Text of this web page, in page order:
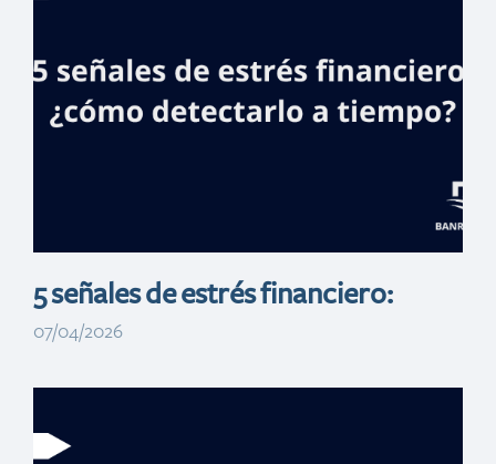
inmobiliaria en
NY y Lawrence
5 señales de estrés financiero:
07/04/2026
Banreservas